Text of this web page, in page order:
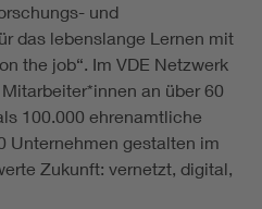
und
das lebenslange Lernen mit
the job“. Im VDE Netzwerk
an über 60
100.000 ehrenamtliche
Unternehmen gestalten im
Zukunft: vernetzt, digital,